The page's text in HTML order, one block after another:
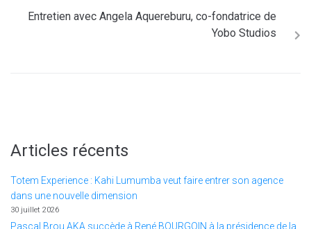
Entretien avec Angela Aquereburu, co-fondatrice de
Yobo Studios
Articles récents
Totem Experience : Kahi Lumumba veut faire entrer son agence
dans une nouvelle dimension
30 juillet 2026
Pascal Brou AKA succède à René BOURGOIN à la présidence de la